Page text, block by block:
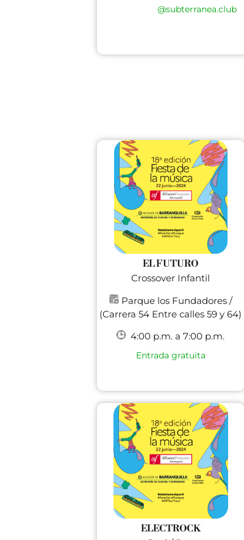
@subterranea.club
EL FUTURO
Crossover Infantil
Parque los Fundadores /
(Carrera 54 Entre calles 59 y 64)
4:00 p.m. a 7:00 p.m.
Entrada gratuita
ELECTROCK